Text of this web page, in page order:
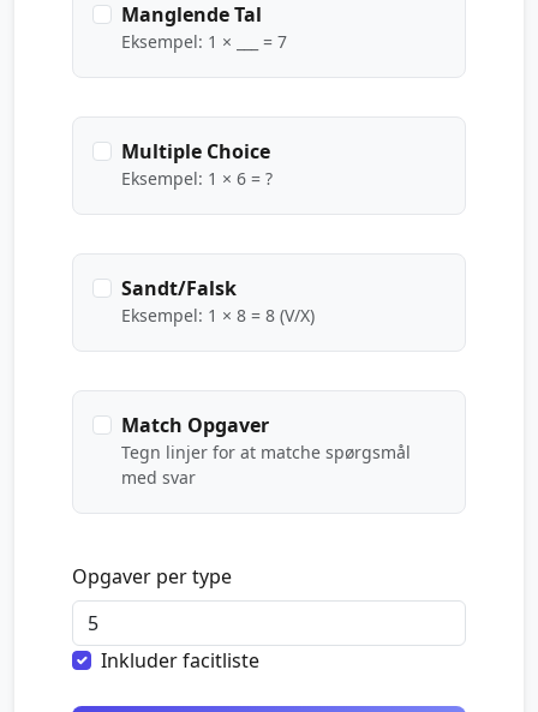
Manglende Tal
Eksempel: 1 × ___ = 7
Multiple Choice
Eksempel: 1 × 6 = ?
Sandt/Falsk
Eksempel: 1 × 8 = 8 (V/X)
Match Opgaver
Tegn linjer for at matche spørgsmål
med svar
Opgaver per type
Inkluder facitliste